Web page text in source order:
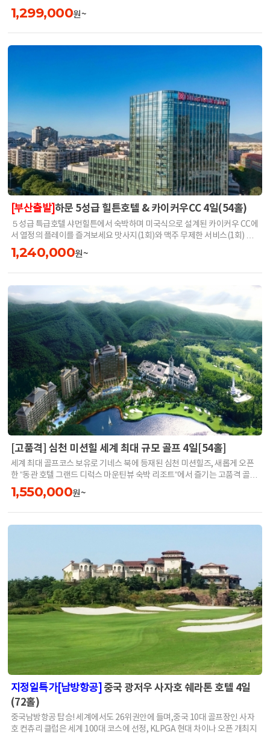
입니다.
1,299,000원~
[부산출발] 하문 5성급 힐튼호텔 & 카이커우CC 4일(54홀)
５성급 특급호텔 샤먼힐튼에서 숙박하며 미국식으로 설계된 카이커우 CC에
서 열정의 플레이를 즐겨보세요 맛사지(1회)와 맥주 무제한 서비스(1회) 그
리고 석식뷔페 서비스(1회)까지 고품격 여행을 느껴보세요
1,240,000원~
[고품격] 심천 미션힐 세계 최대 규모 골프 4일[54홀]
세계 최대 골프코스 보유로 기네스 북에 등재된 심천 미션힐즈, 새롭게 오픈
한 ”동관 호텔 그랜드 디럭스 마운틴뷰 숙박 리조트”에서 즐기는 고품격 골프
투어
1,550,000원~
지정일특가[남방항공] 중국 광저우 사자호 쉐라톤 호텔 4일
(72홀)
중국남방항공 탑승! 세계에서도 26위권안에 들며,중국 10대 골프장인 사자
호 컨츄리 클럽은 세계 100대 코스에 선정, KLPGA 현대 차이나 오픈 개최지